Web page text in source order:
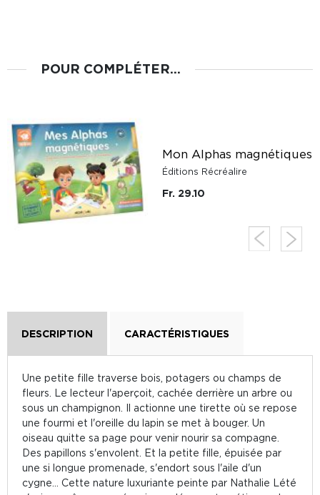
POUR COMPLÉTER...
Mon Alphas magnétiques
Éditions Récréalire
Fr. 29.10
DESCRIPTION CARACTÉRISTIQUES
Une petite fille traverse bois, potagers ou champs de
fleurs. Le lecteur l'aperçoit, cachée derrière un arbre ou
sous un champignon. Il actionne une tirette où se repose
une fourmi et l'oreille du lapin se met à bouger. Un
oiseau quitte sa page pour venir nourir sa compagne.
Des papillons s'envolent. Et la petite fille, épuisée par
une si longue promenade, s'endort sous l'aile d'un
cygne... Cette nature luxuriante peinte par Nathalie Lété